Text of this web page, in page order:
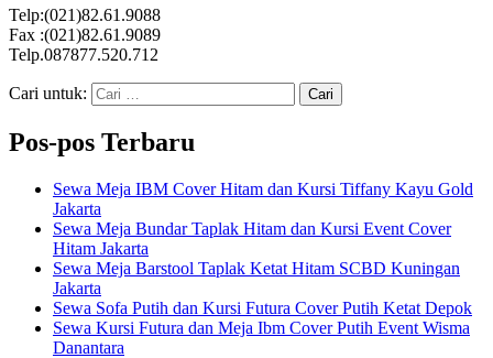
Telp:(021)82.61.9088
Fax :(021)82.61.9089
Telp.087877.520.712
Cari untuk:
Pos-pos Terbaru
Sewa Meja IBM Cover Hitam dan Kursi Tiffany Kayu Gold
Jakarta
Sewa Meja Bundar Taplak Hitam dan Kursi Event Cover
Hitam Jakarta
Sewa Meja Barstool Taplak Ketat Hitam SCBD Kuningan
Jakarta
Sewa Sofa Putih dan Kursi Futura Cover Putih Ketat Depok
Sewa Kursi Futura dan Meja Ibm Cover Putih Event Wisma
Danantara